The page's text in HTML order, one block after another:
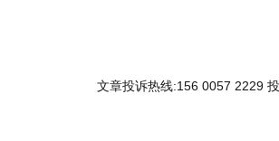
文章投诉热线:156 0057 2229